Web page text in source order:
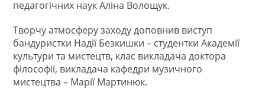
педагогічних наук Аліна Волощук.
Творчу атмосферу заходу доповнив виступ
бандуристки Надії Безкишки – студентки Академії
культури та мистецтв, клас викладача доктора
філософії, викладача кафедри музичного
мистецтва – Марії Мартинюк.